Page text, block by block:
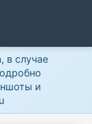
в случае
и